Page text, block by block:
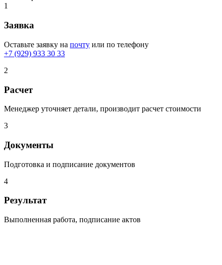
1
Заявка
Оставьте заявку на почту или по телефону
+7 (929) 933 30 33
2
Расчет
Менеджер уточняет детали, производит расчет стоимости
3
Документы
Подготовка и подписание документов
4
Результат
Выполненная работа, подписание актов